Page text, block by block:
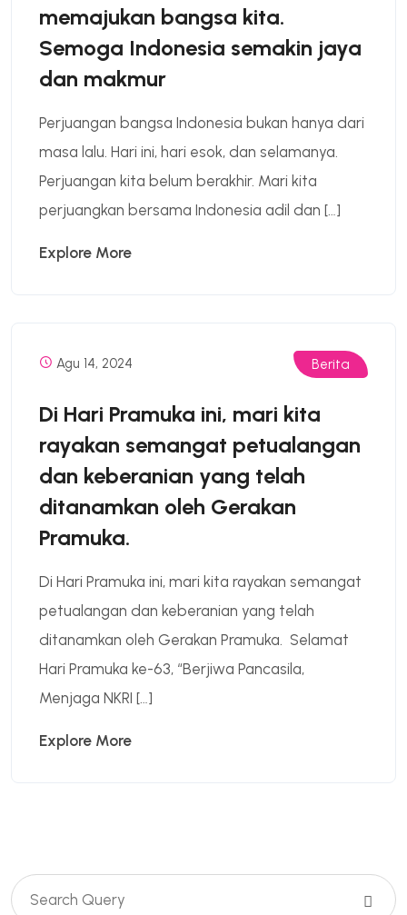
memajukan bangsa kita.
Semoga Indonesia semakin jaya
dan makmur
Perjuangan bangsa Indonesia bukan hanya dari
masa lalu. Hari ini, hari esok, dan selamanya.
Perjuangan kita belum berakhir. Mari kita
perjuangkan bersama Indonesia adil dan […]
Explore More
Agu 14, 2024 Berita
Di Hari Pramuka ini, mari kita
rayakan semangat petualangan
dan keberanian yang telah
ditanamkan oleh Gerakan
Pramuka.
Di Hari Pramuka ini, mari kita rayakan semangat
petualangan dan keberanian yang telah
ditanamkan oleh Gerakan Pramuka. Selamat
Hari Pramuka ke-63, “Berjiwa Pancasila,
Menjaga NKRI […]
Explore More